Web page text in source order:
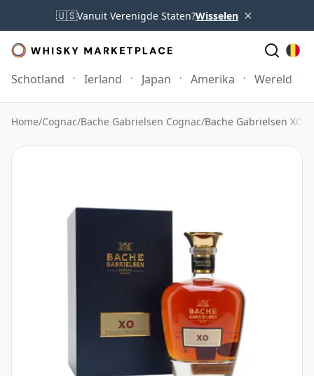
🇺🇸Vanuit Verenigde Staten?Wisselen ×
Schotland Ierland Japan Amerika Wereld
Home/Cognac/Bache Gabrielsen Cognac/Bache Gabrielsen XO